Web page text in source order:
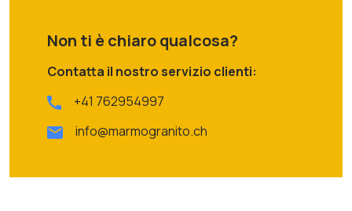
Non ti è chiaro qualcosa?
Contatta il nostro servizio clienti:
+41 762954997
info@marmogranito.ch